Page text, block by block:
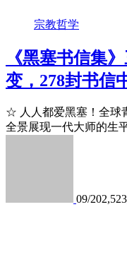
宗教哲学
《黑塞书信集
变，278封书信
☆ 人人都爱黑塞！全球
全景展现一代大师的生
09/202,523